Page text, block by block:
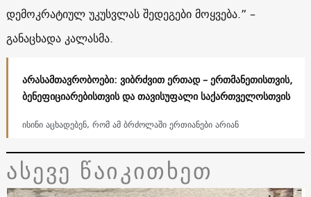
დემოკრატიულ უკუსვლას შედეგები მოყვება.” –
განაცხადა კალასმა.
არასამთავრობოები: ვიბრძვით ერთად – ერთმანეთისთვის,
ბენეფიციარებისთვის და თავისუფალი საქართველოსთვის
ისინი აცხადებენ, რომ ამ ბრძოლაში ერთიანები არიან
ასევე წაიკითხეთ